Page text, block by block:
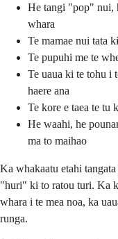
He tangi "pop" nui,
whara
Te mamae nui tata
Te pupuhi me te
Te uaua ki te tohu i
haere ana
Te kore e taea te tu
He waahi, he
ma to maihao
Ka whakaatu etahi
"huri" ki to ratou turi. Ka
whara i te mea noa, ka
runga.